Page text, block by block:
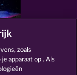
zoals
apparaat op . Als